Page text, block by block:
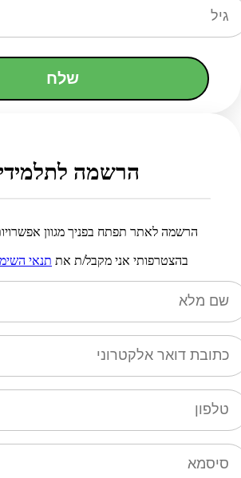
שלח
הרשמה
הרשמה לאתר תפתח בפניך מגוון
בהצטרפותי אני מקבל/ת את תנאי